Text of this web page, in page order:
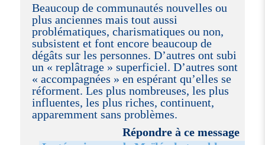
Beaucoup de communautés nouvelles ou
plus anciennes mais tout aussi
problématiques, charismatiques ou non,
subsistent et font encore beaucoup de
dégâts sur les personnes. D’autres ont subi
un « replâtrage » superficiel. D’autres sont
« accompagnées » en espérant qu’elles se
réforment. Les plus nombreuses, les plus
influentes, les plus riches, continuent,
apparemment sans problèmes.
Répondre à ce message